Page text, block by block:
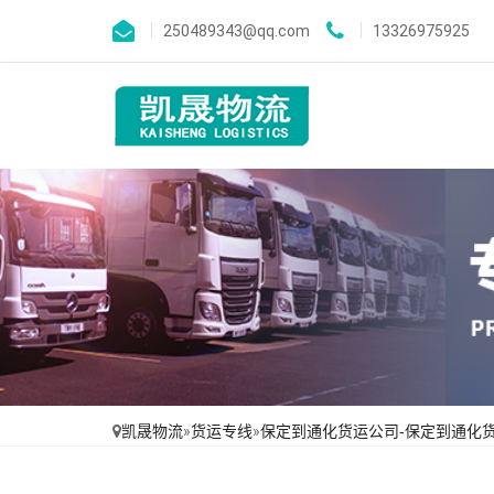
250489343@qq.com 13326975925
凯晟物流»货运专线»保定到通化货运公司-保定到通化